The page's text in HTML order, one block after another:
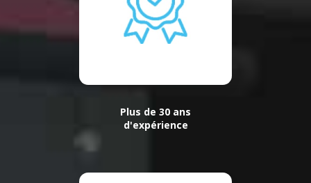
Plus de 30 ans
d'expérience